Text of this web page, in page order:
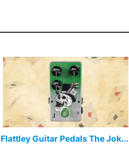
Flattley Guitar Pedals The Jok...